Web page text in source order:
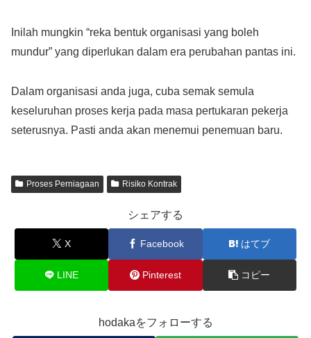
Inilah mungkin “reka bentuk organisasi yang boleh
mundur” yang diperlukan dalam era perubahan pantas ini.
Dalam organisasi anda juga, cuba semak semula
keseluruhan proses kerja pada masa pertukaran pekerja
seterusnya. Pasti anda akan menemui penemuan baru.
Proses Perniagaan Risiko Kontrak
シェアする
X Facebook はてブ
LINE Pinterest コピー
hodakaをフォローする